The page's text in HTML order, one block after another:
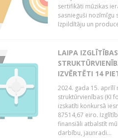
sertifikāti mūzikas
sasnieguši nozīmīgu
Izpildītāju un
LAIPA
IZVĒRTĒTI 14
2024. gada 15. aprīlī
struktūrvienības (KI
izskatīti konkursā
87514,67 eiro.
finansiāli atbalstīt
darbību, jaunradi...